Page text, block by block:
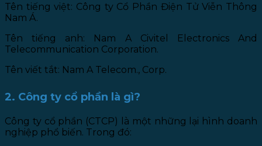
Tên tiếng việt: Công ty Cổ Phần Điện Tử Viễn Thông
Nam Á.
Tên tiếng anh: Nam A Civitel Electronics And
Telecommunication Corporation.
Tên viết tắt: Nam A Telecom., Corp.
2. Công ty cổ phần là gì?
Công ty cổ phần (CTCP) là một những lại hình doanh
nghiệp phổ biến. Trong đó: